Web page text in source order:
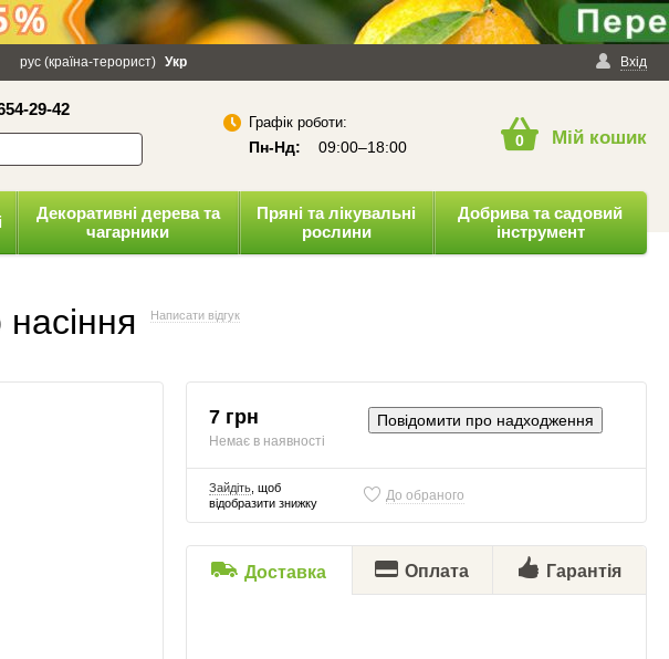
Політика конфіденційності Вхід
рус (країна-терорист) Укр
29-42
Графік роботи:
Пн-Нд: 09:00–18:00 0 Мій кошик
Декоративні дерева та
чагарники
Пряні та лікувальні
рослини
Добрива та садовий
інструмент
Написати відгук
7 грн
Немає в наявності
Повідомити про надходження
Зайдіть, щоб
відобразити знижку
До обраного
Доставка Оплата Гарантія